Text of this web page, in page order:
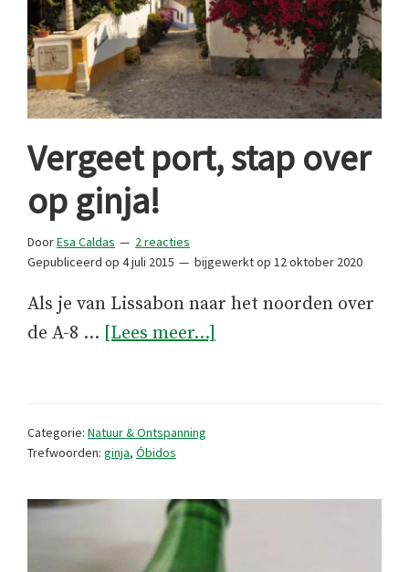
Vergeet port, stap over
op ginja!
DoorEsa Caldas
2 reacties
Gepubliceerd op 4 juli 2015 bijgewerkt op 12 oktober 2020
Als je van Lissabon naar het noorden over
de A-8 … [Lees meer...]
Categorie: Natuur & Ontspanning
Trefwoorden: ginja, Óbidos